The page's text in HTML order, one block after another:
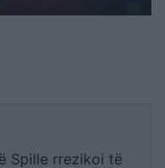
Spille rrezikoi të